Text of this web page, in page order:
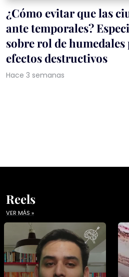
¿Cómo evitar que las
ante temporales?
sobre rol de
efectos destructivos
Hace 3 semanas
Reels
VER MÁS »